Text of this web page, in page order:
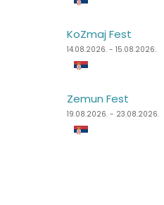
KoZmaj Fest
14.08.2026. - 15.08.2026.
Zemun Fest
19.08.2026. - 23.08.2026.
Punk Rock Holiday
11.08.2026. - 14.08.2026.
Špancirfest
21.08.2026. - 30.08.2026.